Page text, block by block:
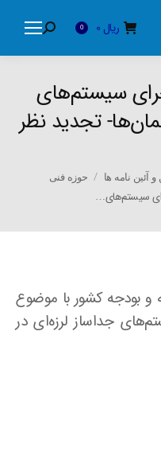
ریال 0
Search:
ﺳﯿﺴﺘﻢﻫﺎی
تجدید نظر
و آئین نامه ها حوزه فنی
ﺳﯿﺴﺘﻢﻫﺎی…
برنامه و بودجه کشور با موضوع
ﺟﺪاﺳﺎز ﻟﺮزه‌ای در